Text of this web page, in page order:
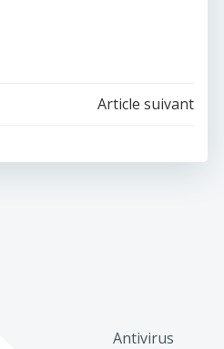
Navigation
de
Article suivant
Antivirus